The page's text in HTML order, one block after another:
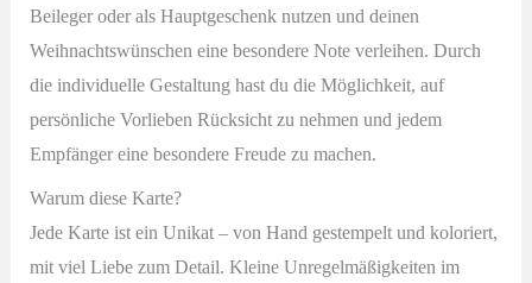
Beileger oder als Hauptgeschenk nutzen und deinen
Weihnachtswünschen eine besondere Note verleihen. Durch
die individuelle Gestaltung hast du die Möglichkeit, auf
persönliche Vorlieben Rücksicht zu nehmen und jedem
Empfänger eine besondere Freude zu machen.
Warum diese Karte?
Jede Karte ist ein Unikat – von Hand gestempelt und koloriert,
mit viel Liebe zum Detail. Kleine Unregelmäßigkeiten im